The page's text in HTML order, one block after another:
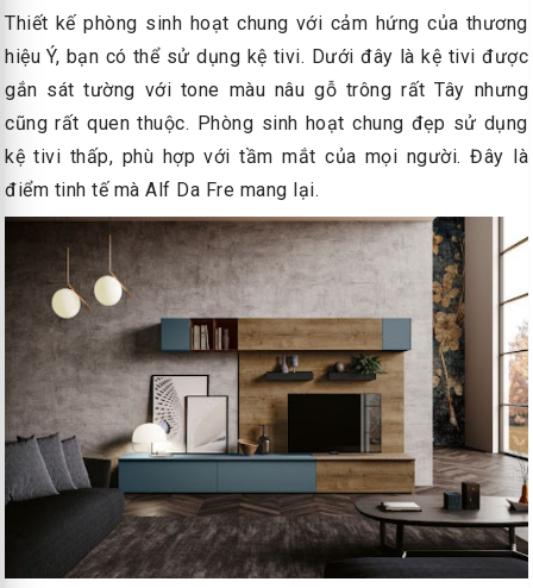
Thiết kế phòng sinh hoạt chung với cảm hứng của thương
hiệu Ý, bạn có thể sử dụng kệ tivi. Dưới đây là kệ tivi được
gắn sát tường với tone màu nâu gỗ trông rất Tây nhưng
cũng rất quen thuộc. Phòng sinh hoạt chung đẹp sử dụng
kệ tivi thấp, phù hợp với tầm mắt của mọi người. Đây là
điểm tinh tế mà Alf Da Fre mang lại.